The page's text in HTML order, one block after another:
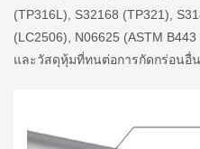
(TP316L), S32168 (TP321),
(LC2506), N06625 (ASTM
และวัสดุหุ้มที่ทนต่อการกัดกร่อนอื่